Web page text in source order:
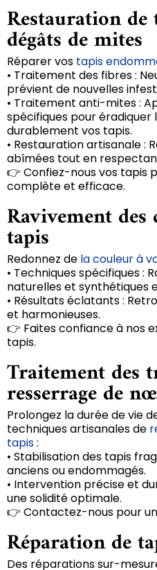
Restauration de
dégâts de mites
Réparer vos tapis
• Traitement des fibres :
prévient de nouvelles
• Traitement anti-mites :
spécifiques pour
durablement vos tapis.
• Restauration artisanale :
abîmées tout en
👉 Confiez-nous vos tapis
complète et efficace.
Ravivement
tapis
Redonnez de la couleur à
• Techniques spécifiques :
naturelles et synthétiques
• Résultats éclatants :
et harmonieuses.
👉 Faites confiance à nos
tapis.
Traitement des
resserrage de
Prolongez la durée de vie
techniques artisanales de
tapis:
• Stabilisation des tapis
anciens ou endommagés.
• Intervention précise et
une solidité optimale.
👉 Contactez-nous pour
Réparation de
Des réparations sur-